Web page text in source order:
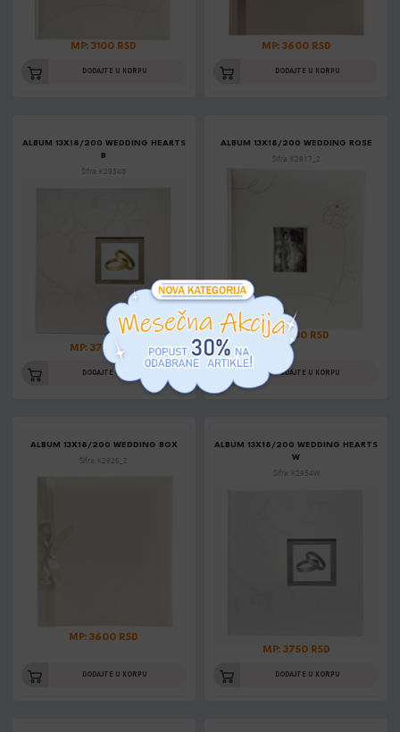
MP: 3100 RSD
DODAJTE U KORPU
MP: 3600 RSD
DODAJTE U KORPU
ALBUM 13X18/200 WEDDING HEARTS
B
Šifra: K2954B
MP: 3750 RSD
DODAJTE U KORPU
ALBUM 13X18/200 WEDDING ROSE
Šifra: K2917_2
MP: 3100 RSD
DODAJTE U KORPU
ALBUM 13X18/200 WEDDING BOX
Šifra: K2928_2
MP: 3600 RSD
DODAJTE U KORPU
ALBUM 13X18/200 WEDDING HEARTS
W
Šifra: K2954W
MP: 3750 RSD
DODAJTE U KORPU